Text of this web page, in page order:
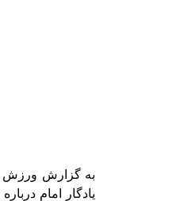
به گزارش ورزش
یادگار امام